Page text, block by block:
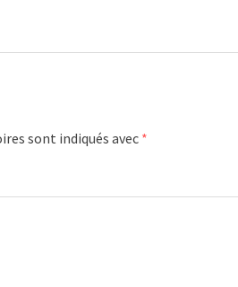
sont indiqués avec *